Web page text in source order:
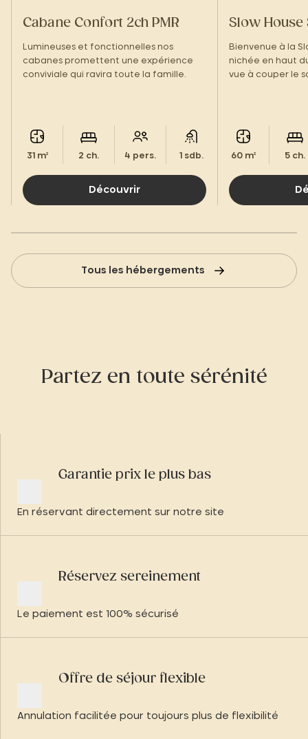
Cabane Confort 2ch PMR
Lumineuses et fonctionnelles nos
cabanes promettent une expérience
conviviale qui ravira toute la famille.
31 m² 2 ch. 4 pers. 1 sdb.
Découvrir
Slow House
Bienvenue à la
nichée en haut
vue à couper le
60 m² 5 ch.
Tous les hébergements
Partez en toute sérénité
Garantie prix le plus bas
En réservant directement sur notre site
Réservez sereinement
Le paiement est 100% sécurisé
Offre de séjour flexible
Annulation facilitée pour toujours plus de flexibilité